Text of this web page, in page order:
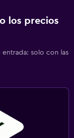
los precios
solo con las